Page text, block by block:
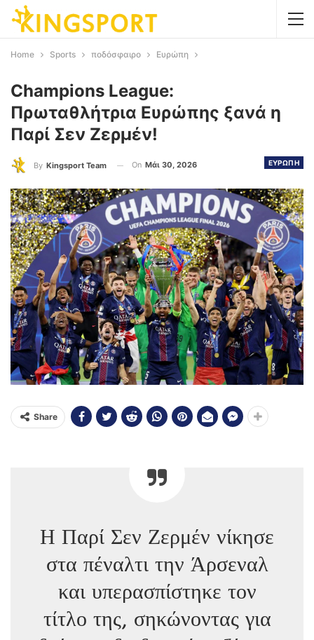
Home Sports ποδόσφαιρο Ευρώπη
Champions League:
Πρωταθλήτρια Ευρώπης ξανά η
Παρί Σεν Ζερμέν!
ΕΥΡΩΠΗ
By Kingsport Team On Μάι 30, 2026
Share
Η Παρί Σεν Ζερμέν νίκησε
στα πέναλτι την Άρσεναλ
και υπερασπίστηκε τον
τίτλο της, σηκώνοντας για